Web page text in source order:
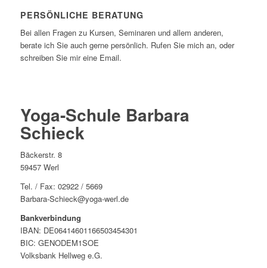
PERSÖNLICHE BERATUNG
Bei allen Fragen zu Kursen, Seminaren und allem anderen,
berate ich Sie auch gerne persönlich. Rufen Sie mich an, oder
schreiben Sie mir eine Email.
Yoga-Schule Barbara
Schieck
Bäckerstr. 8
59457 Werl
Tel. / Fax: 02922 / 5669
Barbara-Schieck@yoga-werl.de
Bankverbindung
IBAN: DE06414601166503454301
BIC: GENODEM1SOE
Volksbank Hellweg e.G.